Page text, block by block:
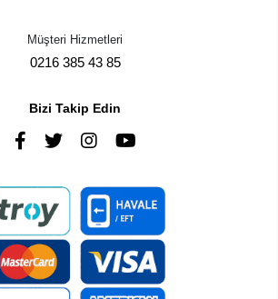
Müşteri Hizmetleri
0216 385 43 85
Bizi Takip Edin